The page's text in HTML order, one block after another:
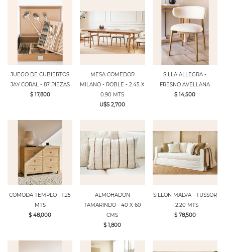
JUEGO DE CUBIERTOS
JAY CORAL - 87 PIEZAS
$ 17,800
MESA COMEDOR
MILANO - ROBLE - 2.45 X
0.90 MTS
U$S 2,700
SILLA ALLEGRA -
FRESNO AVELLANA
$ 14,500
COMODA TEMPLO - 1.25
MTS
$ 48,000
ALMOHADON
TAMARINDO - 40 X 60
CMS
$ 1,800
SILLON MALVA - TUSSOR
- 2.20 MTS
$ 78,500